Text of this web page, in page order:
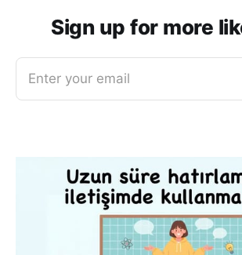
Sign up for more
Enter your email